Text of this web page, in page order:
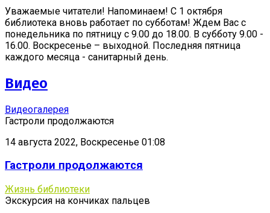
Уважаемые читатели! Напоминаем! С 1 октября
библиотека вновь работает по субботам! Ждем Вас с
понедельника по пятницу с 9.00 до 18.00. В субботу 9.00 -
16.00. Воскресенье – выходной. Последняя пятница
каждого месяца - санитарный день.
Видео
Видеогалерея
Гастроли продолжаются
14 августа 2022, Воскресенье 01:08
Гастроли продолжаются
Жизнь библиотеки
Экскурсия на кончиках пальцев